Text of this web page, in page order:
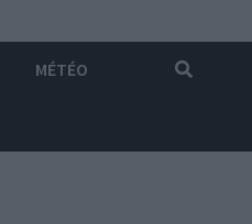
MÉTÉO